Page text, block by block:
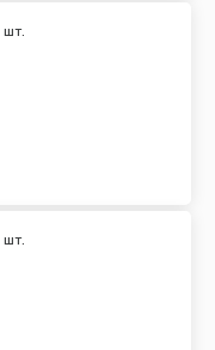
шт.
шт.